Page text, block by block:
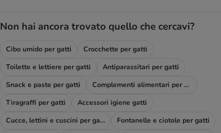
Non hai ancora trovato quello che cercavi?
Cibo umido per gatti
Crocchette per gatti
Toilette e lettiere per gatti
Antiparassitari per gatti
Snack e paste per gatti
Complementi alimentari per gatti
Tiragraffi per gatti
Accessori igiene gatti
Cucce, lettini e cuscini per gatti
Fontanelle e ciotole per gatti